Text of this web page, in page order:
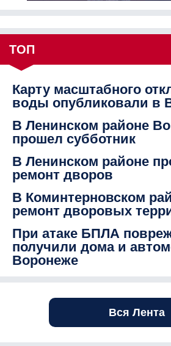
ТОП
Карту масштабного
воды опубликовали в
В Ленинском районе
прошел субботник
В Ленинском районе
ремонт дворов
В Коминтерновском
ремонт дворовых
При атаке БПЛА
получили дома и
Воронеже
Вся Лента